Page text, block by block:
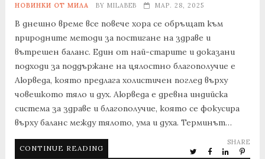
НОВИНКИ ОТ МИЛА BY MILABEB МАР. 28, 2025
В днешно време все повече хора се обръщат към
природните методи за постигане на здраве и
вътрешен баланс. Един от най-старите и доказани
подходи за поддържане на цялостно благополучие е
Аюрведа, която предлага холистичен поглед върху
човешкото тяло и дух. Аюрведа е древна индийска
система за здраве и благополучие, която се фокусира
върху баланс между тялото, ума и духа. Терминът…
CONTINUE READING
SHARE